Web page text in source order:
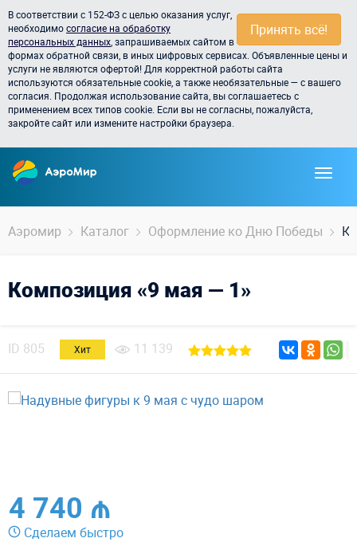
Принять всё!
В соответствии с 152-ФЗ с целью оказания услуг,
необходимосогласие на обработку
персональных данных , запрашиваемых сайтом в
формах обратной связи, в иных цифровых сервисах. Объявленные цены и
услуги не являются офертой! Для корректной работы сайта
используются обязательные cookie, а также необязательные — с вашего
согласия. Продолжая использование сайта, вы соглашаетесь с
применением всех типов cookie. Если вы не согласны, пожалуйста,
закройте сайт или измените настройки браузера.
Аэромир Каталог Оформление ко Дню Победы
Композиция «9 мая — 1»
ID 805 Хит 11 139
4 740 ₼
Сделаем быстро